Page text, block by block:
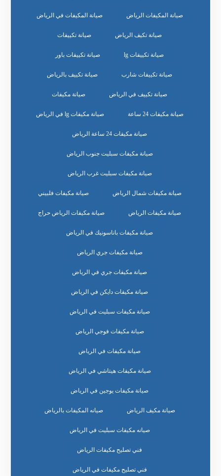
صيانة المكيفات الرياض صيانة المكيفات في الرياض
صيانة تكيف الرياض صيانة تكييفات
صيانة تكييفات lg صيانة تكييفات باور
صيانة تكييفات شارب صيانة تكييف بالرياض
صيانة تكييف في الرياض صيانة مكيفات
صيانة مكيفات 24 ساعة صيانة مكيفات lg في الرياض
صيانة مكيفات 24 ساعة الرياض
صيانة مكيفات سبليت جنوب الرياض
صيانة مكيفات سبليت غرب الرياض
صيانة مكيفات شمال الرياض صيانة مكيفات فلبيني
صيانة مكيفات الرياض صيانة مكيفات الرياض حراج
صيانة مكيفات باناسونيك في الرياض
صيانة مكيفات جري الرياض
صيانة مكيفات جري في الرياض
صيانة مكيفات دايكن في الرياض
صيانة مكيفات سبليت في الرياض
صيانة مكيفات فوجي الرياض
صيانة مكيفات في الرياض
صيانة مكيفات هيتاشي في الرياض
صيانة مكيفات يوجين في الرياض
صيانة مكيف الرياض صيانه المكيفات بالرياض
صيانه مكيفات سبليت في الرياض
فني تصليح مكيفات الرياض
فني تصليح مكيفات في الرياض